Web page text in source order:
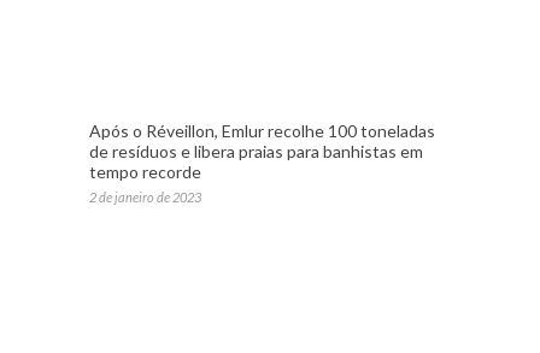
Após o Réveillon, Emlur recolhe 100 toneladas
de resíduos e libera praias para banhistas em
tempo recorde
2 de janeiro de 2023